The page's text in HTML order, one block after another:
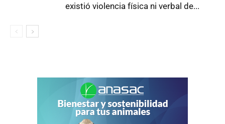
existió violencia física ni verbal de...